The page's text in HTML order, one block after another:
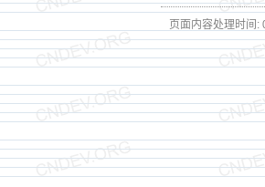
页面内容处理时间: